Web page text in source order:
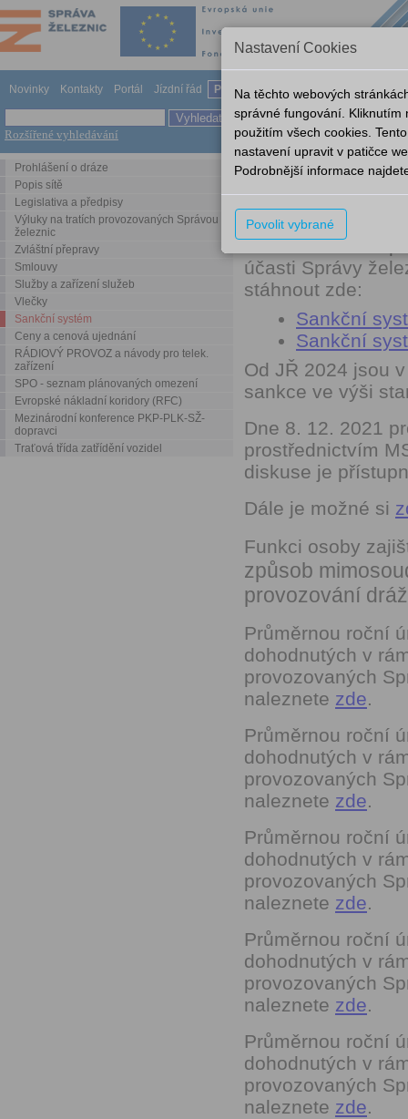
Novinky Kontakty Portál Jízdní řád Provozování dráhy Odkazy
Rozšířené vyhledávání
Prohlášení o dráze
Popis sítě
Legislativa a předpisy
Výluky na tratích provozovaných Správou
železnic
Zvláštní přepravy
Smlouvy
Služby a zařízení služeb
Vlečky
Sankční systém
Ceny a cenová ujednání
RÁDIOVÝ PROVOZ a návody pro telek.
zařízení
SPO - seznam plánovaných omezení
Evropské nákladní koridory (RFC)
Mezinárodní konference PKP-PLK-SŽ-
dopravci
Traťová třída zatřídění vozidel
Systém
dráhách
Dne 25. 1. 2023
účasti Správy
stáhnout zde:
Sankční
Sankční
Od JŘ 2024 jsou
sankce ve výši
Dne 8. 12. 2021
prostřednictvím
diskuse je
Dále je možné si
Funkci osoby
způsob
provozování
Průměrnou roční
dohodnutých v
provozovaných
naleznete zde.
Průměrnou roční
dohodnutých v
provozovaných
naleznete zde.
Průměrnou roční
dohodnutých v
provozovaných
naleznete zde.
Průměrnou roční
dohodnutých v
provozovaných
naleznete zde.
Průměrnou roční
dohodnutých v
provozovaných
naleznete zde.
Nastavení Cookies
Na těchto webových
správné fungování. Kliknutím
použitím všech cookies.
nastavení upravit v patičce
Podrobnější informace
Povolit vybrané